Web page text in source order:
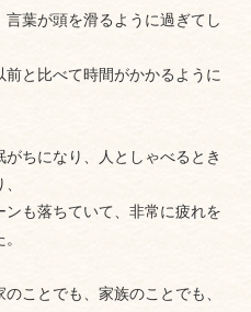
葉が頭を滑るように過ぎてし
と比べて時間がかかるように
ちになり、人としゃべるとき
ンも落ちていて、非常に疲れを
ことでも、家族のことでも、